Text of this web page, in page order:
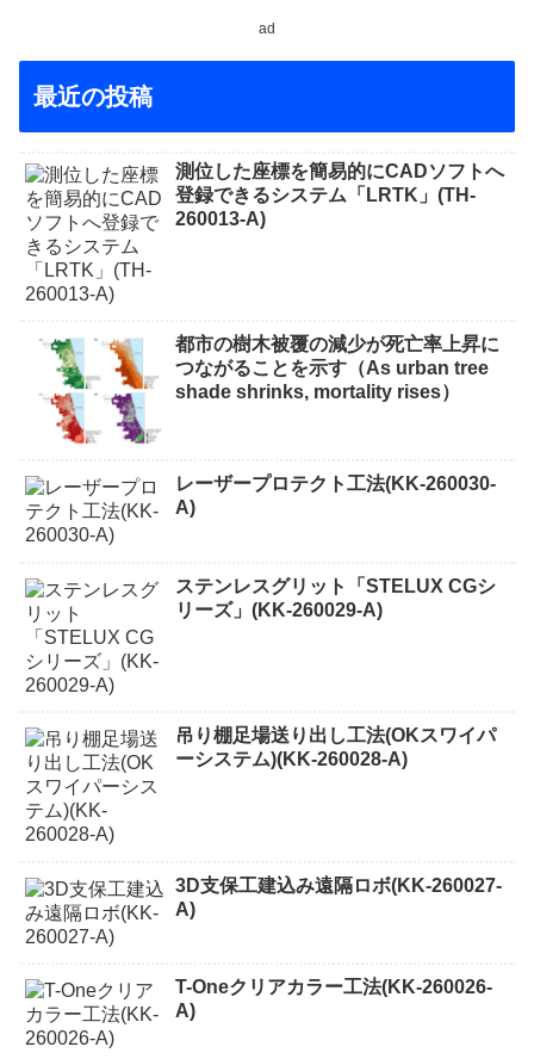
ad
最近の投稿
測位した座標を簡易的にCADソフトへ
登録できるシステム「LRTK」(TH-
260013-A)
都市の樹木被覆の減少が死亡率上昇に
つながることを示す（As urban tree
shade shrinks, mortality rises）
レーザープロテクト⼯法(KK-260030-
A)
ステンレスグリット「STELUX CGシ
リーズ」(KK-260029-A)
吊り棚足場送り出し工法(OKスワイパ
ーシステム)(KK-260028-A)
3D支保工建込み遠隔ロボ(KK-260027-
A)
T-Oneクリアカラー工法(KK-260026-
A)